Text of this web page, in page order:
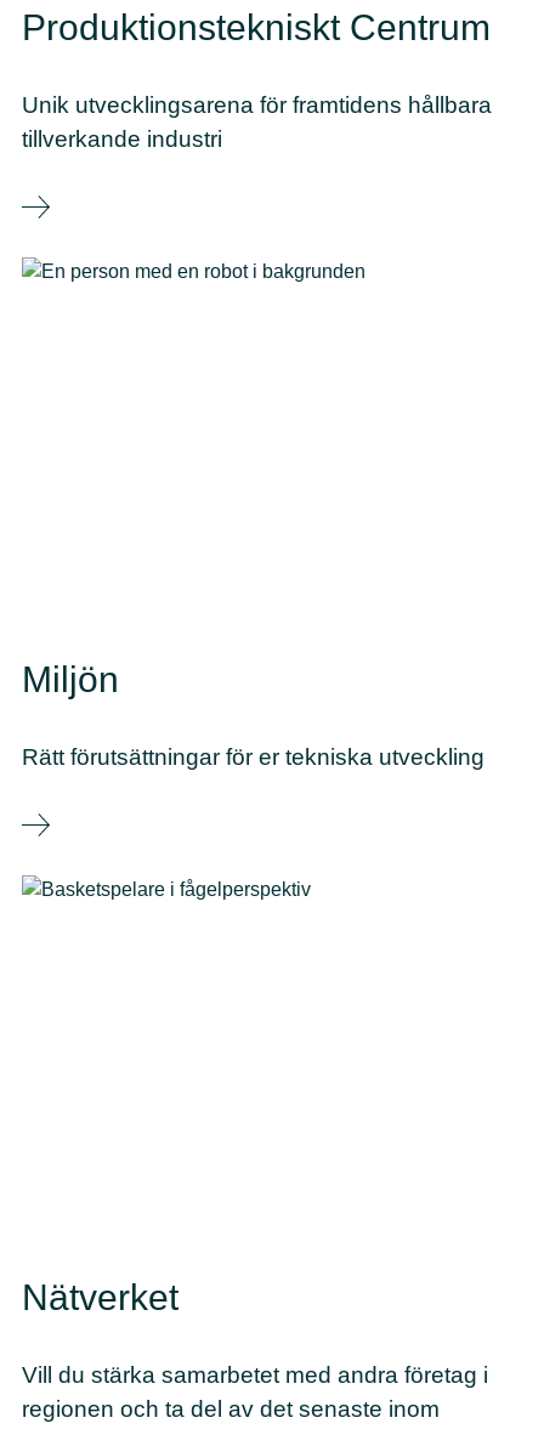
Produktionstekniskt Centrum
Unik utvecklingsarena för framtidens hållbara
tillverkande industri
Miljön
Rätt förutsättningar för er tekniska utveckling
Nätverket
Vill du stärka samarbetet med andra företag i
regionen och ta del av det senaste inom